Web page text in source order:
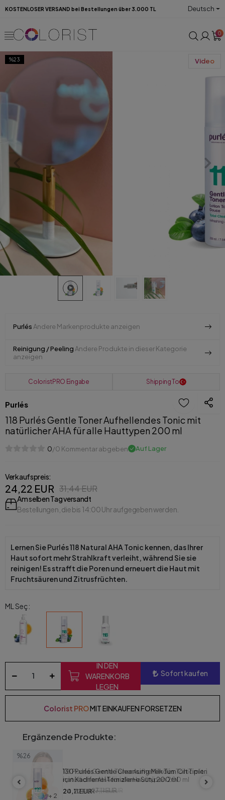
KOSTENLOSER VERSAND bei Bestellungen über 3.000 TL Deutsch
0
%23 Video
Purlés Andere Markenprodukte anzeigen
Reinigung / Peeling Andere Produkte in dieser Kategorie
anzeigen
ColoristPRO Eingabe Shipping To
Purlés
118 Purlés Gentle Toner Aufhellendes Tonic mit
natürlicher AHA für alle Hauttypen 200 ml
0/0 Kommentar abgeben Auf Lager
Verkaufspreis:
24,22 EUR 31,44 EUR
Am selben Tag versandt
Bestellungen, die bis 14:00 Uhr aufgegeben werden.
Lernen Sie Purlés 118 Natural AHA Tonic kennen, das Ihrer
Haut sofort mehr Strahlkraft verleiht, während Sie sie
reinigen! Es strafft die Poren und erneuert die Haut mit
Fruchtsäuren und Zitrusfrüchten.
ML Seç:
IN DEN
WARENKORB
LEGEN
Sofort kaufen
Colorist PROMIT EINKAUFEN FORSETZEN
Ergänzende Produkte:
%23
+ 3
118 Purlés Gentle Toner Aufhellendes Tonic mit
natürlicher AHA für alle Hauttypen 200 ml
24,22 EUR31,44 EUR